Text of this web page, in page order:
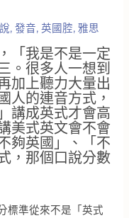
,發音,英國腔,雅思
「我是不是一定
。很多人一想到
加上聽力大量出
人的連音方式，
講成英式才會高
美式英文會不會
夠英國」、「不
，那個口說分數
標準從來不是「英式